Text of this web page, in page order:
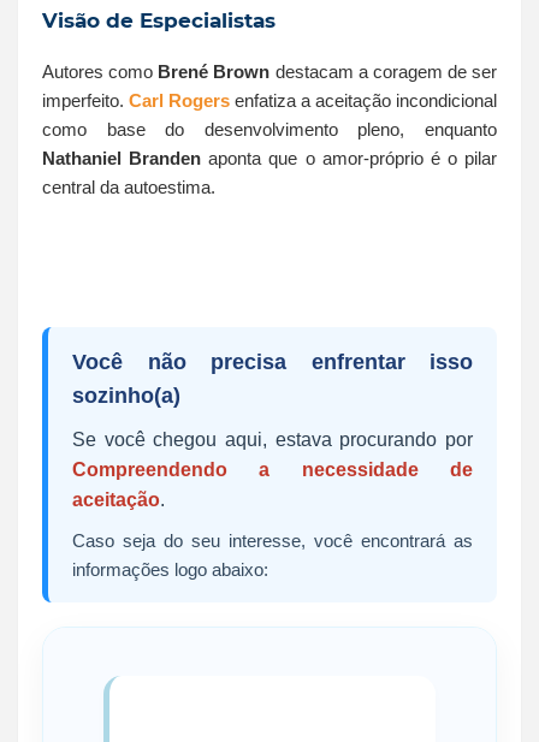
Visão de Especialistas
Autores como Brené Brown destacam a coragem de ser
imperfeito. Carl Rogers enfatiza a aceitação incondicional
como base do desenvolvimento pleno, enquanto
Nathaniel Branden aponta que o amor-próprio é o pilar
central da autoestima.
Você não precisa enfrentar isso
sozinho(a)
Se você chegou aqui, estava procurando por
Compreendendo a necessidade de
aceitação.
Caso seja do seu interesse, você encontrará as
informações logo abaixo: